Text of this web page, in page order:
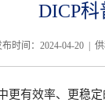
DICP
布时间：2024-04-20 |
有效率、更稳